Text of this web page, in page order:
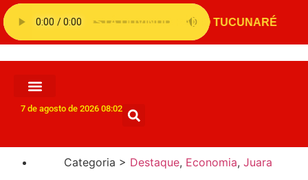
7 de agosto de 2026 08:02
Categoria > Destaque, Economia, Juara